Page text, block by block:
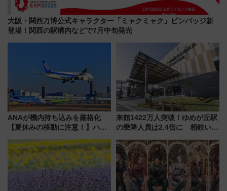
大阪・関西万博公式キャラクター「ミャクミャク」ピンバッジ新
登場！関西の駅構内などで7月中旬発売
ANAが機内持ち込みを厳格化
【夏休みの移動に注意！】ハン
「身の回り品」新サイズ制限
(40×30×20cm)おさらい
来館1422万人突破！ゆめが丘駅
の乗降人員は2.4倍に 相鉄いず
年祭にそうにゃん＆DB.スター
マンが登場